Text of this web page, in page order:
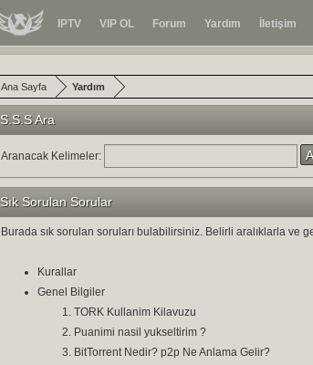
IPTV VIP OL Forum Yardım İletişim
Ana Sayfa Yardım
S.S.S Ara
Aranacak Kelimeler:
Sık Sorulan Sorular
Burada sık sorulan soruları bulabilirsiniz. Belirli aralıklarla
Kurallar
Genel Bilgiler
TORK Kullanim Kilavuzu
Puanimi nasil yukseltirim ?
BitTorrent Nedir? p2p Ne Anlama Gelir?